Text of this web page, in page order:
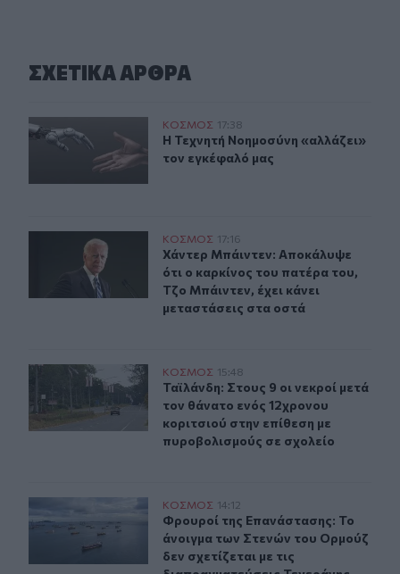
ΣΧΕΤΙΚA AΡΘΡΑ
Η Τεχνητή Νοημοσύνη «αλλάζει» τον εγκέφαλό μας
ΚΟΣΜΟΣ 17:38
Η Τεχνητή Νοημοσύνη «αλλάζει»
Η Τεχνητή Νοημοσύνη «αλλάζει»
τον εγκέφαλό μας
Χάντερ Μπάιντεν: Αποκάλυψε ότι ο καρκίνος του
ΚΟΣΜΟΣ 17:16
Χάντερ Μπάιντεν: Αποκάλυψε ότι ο
Χάντερ Μπάιντεν: Αποκάλυψε
ότι ο καρκίνος του πατέρα του,
Τζο Μπάιντεν, έχει κάνει
μεταστάσεις στα οστά
Ταϊλάνδη: Στους 9 οι νεκροί μετά τον θάνατο ενός
ΚΟΣΜΟΣ 15:48
Ταϊλάνδη: Στους 9 οι νεκροί μετά
Ταϊλάνδη: Στους 9 οι νεκροί μετά
τον θάνατο ενός 12χρονου
κοριτσιού στην επίθεση με
πυροβολισμούς σε σχολείο
Φρουροί της Επανάστασης: Το άνοιγμα των Στενών του
ΚΟΣΜΟΣ 14:12
Φρουροί της Επανάστασης: Το
Φρουροί της Επανάστασης: Το
άνοιγμα των Στενών του Ορμούζ
δεν σχετίζεται με τις